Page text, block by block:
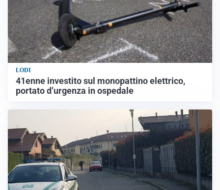
LODI
41enne investito sul monopattino elettrico,
portato d’urgenza in ospedale